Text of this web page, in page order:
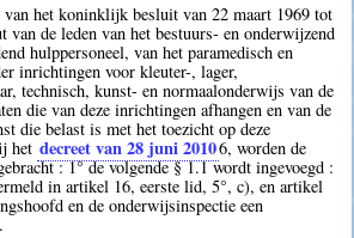
het koninklijk besluit van 22 maart 1969 tot
van de leden van het bestuurs- en onderwijzend
hulppersoneel, van het paramedisch en
inrichtingen voor kleuter-, lager,
technisch, kunst- en normaalonderwijs van de
die van deze inrichtingen afhangen en van de
die belast is met het toezicht op deze
het decreet van 28 juni 20106, worden de
: 1° de volgende § 1.1 wordt ingevoegd :
in artikel 16, eerste lid, 5°, c), en artikel
en de onderwijsinspectie een